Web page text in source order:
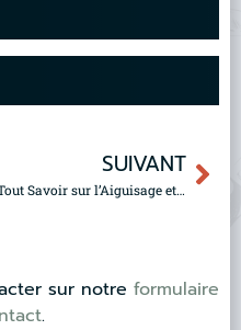
SUIVANT
Tout Savoir sur l’Aiguisage et l’Affûtage : 2 Techniques Essentielles pour des Couteaux Parfaitement entretenus
sur notre formulaire
.